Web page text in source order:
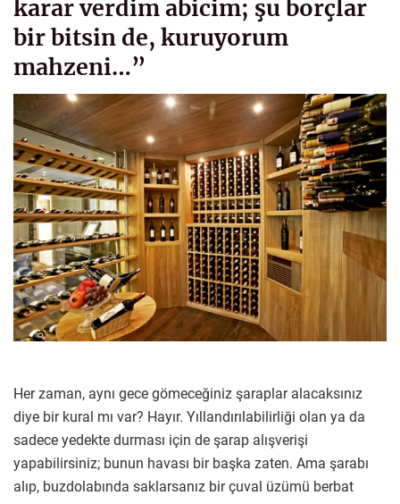
karar verdim abicim; şu borçlar
bir bitsin de, kuruyorum
mahzeni…”
Her zaman, aynı gece gömeceğiniz şaraplar alacaksınız
diye bir kural mı var? Hayır. Yıllandırılabilirliği olan ya da
sadece yedekte durması için de şarap alışverişi
yapabilirsiniz; bunun havası bir başka zaten. Ama şarabı
alıp, buzdolabında saklarsanız bir çuval üzümü berbat